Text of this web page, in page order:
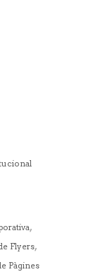
,
Flyers,
Pàgines